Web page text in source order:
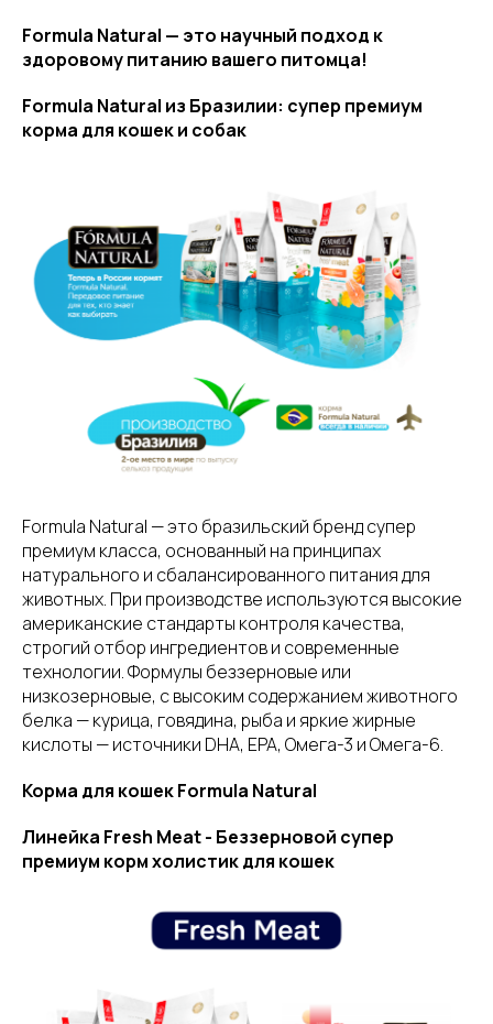
Formula Natural — это научный подход к
здоровому питанию вашего питомца!
Formula Natural из Бразилии: супер премиум
корма для кошек и собак
Formula Natural — это бразильский бренд супер
премиум класса, основанный на принципах
натурального и сбалансированного питания для
животных. При производстве используются высокие
американские стандарты контроля качества,
строгий отбор ингредиентов и современные
технологии. Формулы беззерновые или
низкозерновые, с высоким содержанием животного
белка — курица, говядина, рыба и яркие жирные
кислоты — источники DHA, EPA, Омега-3 и Омега-6.
Корма для кошек Formula Natural
Линейка Fresh Meat - Беззерновой супер
премиум корм холистик для кошек